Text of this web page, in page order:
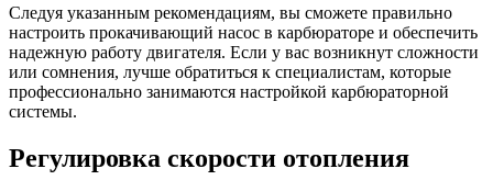
Следуя указанным рекомендациям, вы сможете правильно
настроить прокачивающий насос в карбюраторе и обеспечить
надежную работу двигателя. Если у вас возникнут сложности
или сомнения, лучше обратиться к специалистам, которые
профессионально занимаются настройкой карбюраторной
системы.
Регулировка скорости отопления